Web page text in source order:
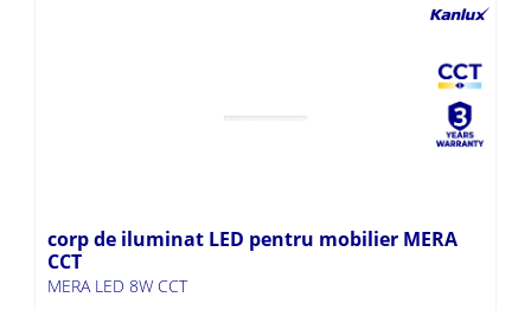
corp de iluminat LED pentru mobilier MERA
CCT
MERA LED 8W CCT